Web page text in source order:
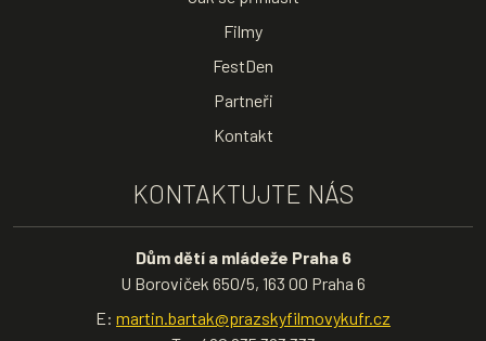
Filmy
FestDen
Partneři
Kontakt
KONTAKTUJTE NÁS
Dům dětí a mládeže Praha 6
U Boroviček 650/5, 163 00 Praha 6
E: martin.bartak@prazskyfilmovykufr.cz